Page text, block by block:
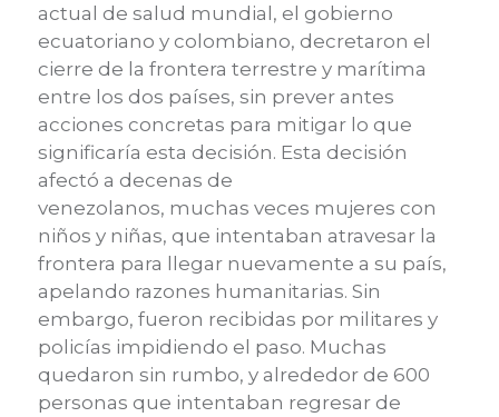
actual de salud mundial, el gobierno
ecuatoriano y colombiano, decretaron el
cierre de la frontera terrestre y marítima
entre los dos países, sin prever antes
acciones concretas para mitigar lo que
significaría esta decisión. Esta decisión
afectó a decenas de
venezolanos, muchas veces mujeres con
niños y niñas, que intentaban atravesar la
frontera para llegar nuevamente a su país,
apelando razones humanitarias. Sin
embargo, fueron recibidas por militares y
policías impidiendo el paso. Muchas
quedaron sin rumbo, y alrededor de 600
personas que intentaban regresar de